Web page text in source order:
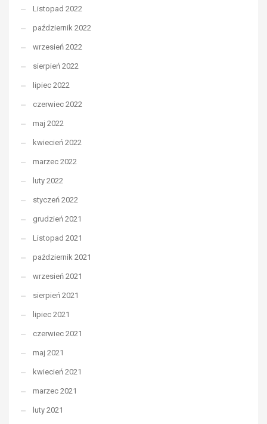
Listopad 2022
październik 2022
wrzesień 2022
sierpień 2022
lipiec 2022
czerwiec 2022
maj 2022
kwiecień 2022
marzec 2022
luty 2022
styczeń 2022
grudzień 2021
Listopad 2021
październik 2021
wrzesień 2021
sierpień 2021
lipiec 2021
czerwiec 2021
maj 2021
kwiecień 2021
marzec 2021
luty 2021